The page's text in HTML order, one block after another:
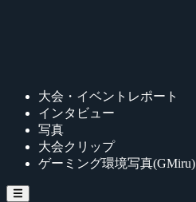
大会・イベントレポート
インタビュー
写真
大会クリップ
ゲーミング環境写真(GMiru)